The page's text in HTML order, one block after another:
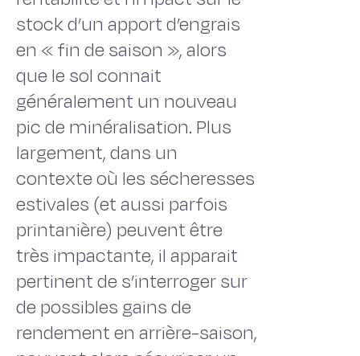
stock d’un apport d’engrais
en « fin de saison », alors
que le sol connait
généralement un nouveau
pic de minéralisation. Plus
largement, dans un
contexte où les sécheresses
estivales (et aussi parfois
printanière) peuvent être
très impactante, il apparait
pertinent de s’interroger sur
de possibles gains de
rendement en arrière-saison,